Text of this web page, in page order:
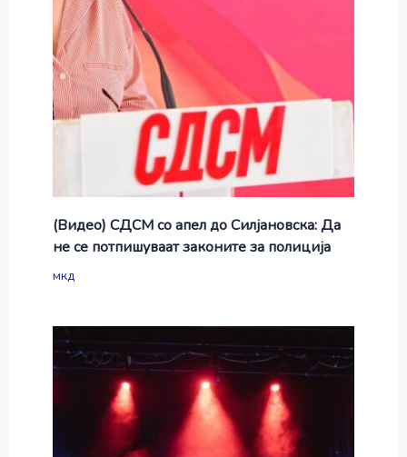
(Видео) СДСМ со апел до Силјановска: Да
не се потпишуваат законите за полиција
мкд